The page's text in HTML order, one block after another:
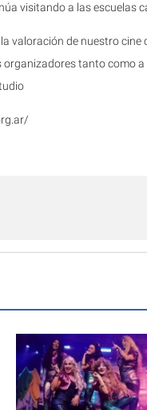
visitando a las escuelas
valoración de nuestro
tanto como